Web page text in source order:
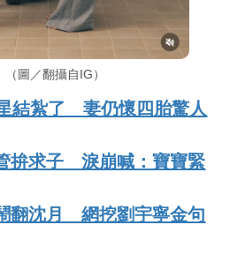
圖／翻攝自IG）
結紮了 妻仍懷四胎驚人
拚求子 淚崩喊：寶寶緊
翻沈月 網挖劉宇寧金句